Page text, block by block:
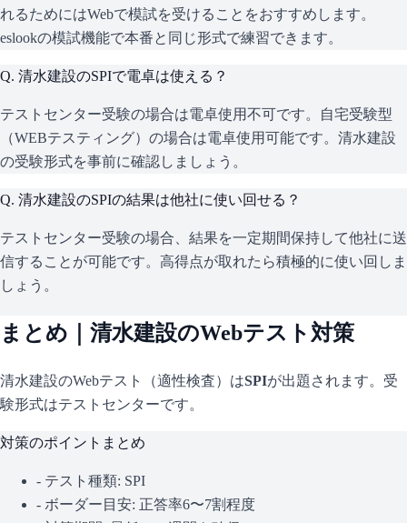
れるためにはWebで模試を受けることをおすすめします。
eslookの模試機能で本番と同じ形式で練習できます。
Q. 清水建設のSPIで電卓は使える？
テストセンター受験の場合は電卓使用不可です。自宅受験型
（WEBテスティング）の場合は電卓使用可能です。清水建設
の受験形式を事前に確認しましょう。
Q. 清水建設のSPIの結果は他社に使い回せる？
テストセンター受験の場合、結果を一定期間保持して他社に送
信することが可能です。高得点が取れたら積極的に使い回しま
しょう。
まとめ｜ 清水建設のWebテスト対策
清水建設のWebテスト（適性検査）はSPIが出題されます。 受
験形式はテストセンターです。
対策のポイントまとめ
- テスト種類: SPI
- ボーダー目安: 正答率6〜7割程度